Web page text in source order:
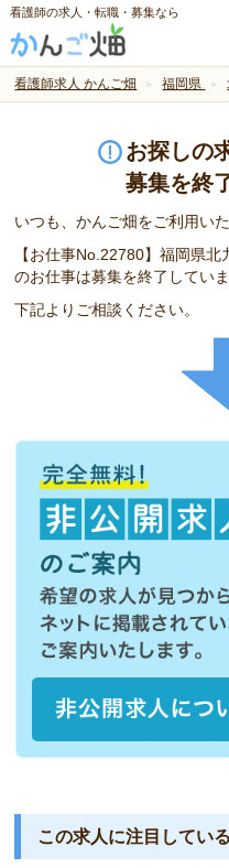
看護師の求人・転職・募集なら
看護師求人 かんご畑 福岡県
お探しの
募集を終
いつも、かんご畑をご利用い
【お仕事No.22780】福岡県
のお仕事は募集を終了していま
下記よりご相談ください。
この求人に注目してい